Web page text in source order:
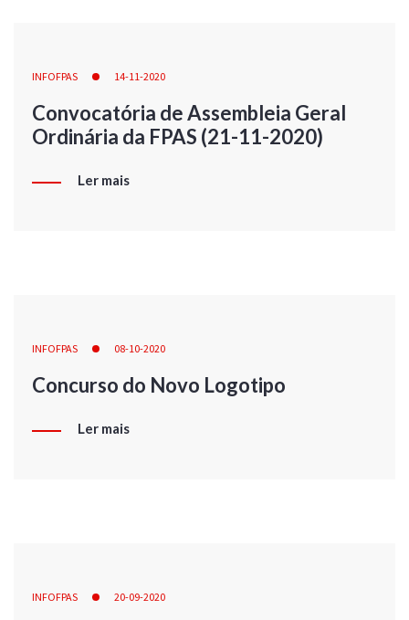
INFOFPAS 14-11-2020
Convocatória de Assembleia Geral
Ordinária da FPAS (21-11-2020)
Ler mais
INFOFPAS 08-10-2020
Concurso do Novo Logotipo
Ler mais
INFOFPAS 20-09-2020